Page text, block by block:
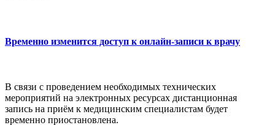
Временно изменится доступ к онлайн-записи к врачу
В связи с проведением необходимых технических
мероприятий на электронных ресурсах дистанционная
запись на приём к медицинским специалистам будет
временно приостановлена.